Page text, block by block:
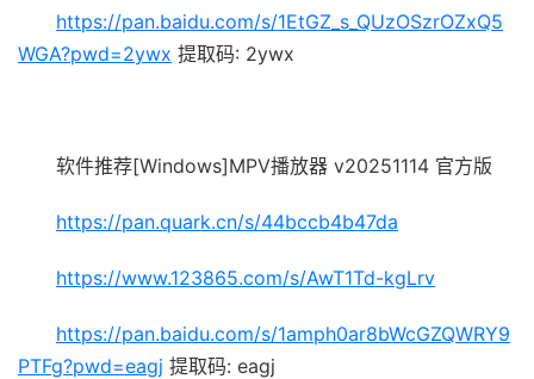
https://pan.baidu.com/s/1EtGZ_s_QUzOSzrOZxQ5
WGA?pwd=2ywx 提取码: 2ywx
软件推荐[Windows]MPV播放器 v20251114 官方版
https://pan.quark.cn/s/44bccb4b47da
https://www.123865.com/s/AwT1Td-kgLrv
https://pan.baidu.com/s/1amph0ar8bWcGZQWRY9
PTFg?pwd=eagj 提取码: eagj